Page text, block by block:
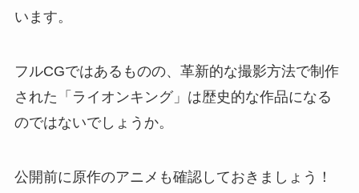
います。
フルCGではあるものの、革新的な撮影方法で制作
された「ライオンキング」は歴史的な作品になる
のではないでしょうか。
公開前に原作のアニメも確認しておきましょう！